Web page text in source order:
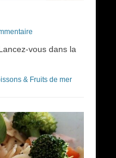
vous dans la
& Fruits de mer